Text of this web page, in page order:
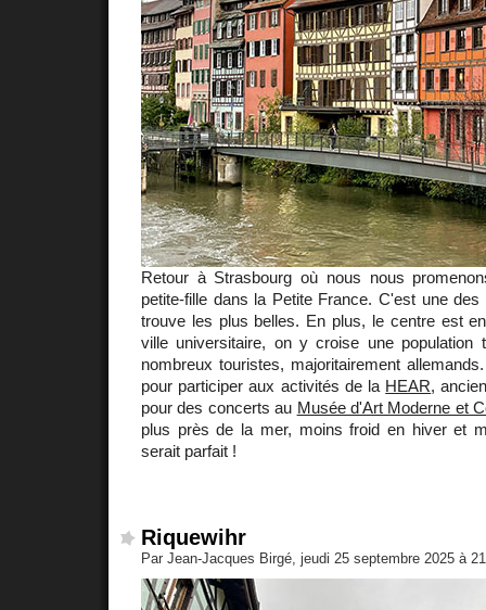
Retour à Strasbourg où nous nous
petite-fille dans la Petite France. C'est une
trouve les plus belles. En plus, le centre est
ville universitaire, on y croise une population
nombreux touristes, majoritairement
pour participer aux activités de la HEAR,
pour des concerts au Musée d'Art Moderne et
plus près de la mer, moins froid en hiver et
serait parfait !
Riquewihr
Par Jean-Jacques Birgé, jeudi 25 septembre 2025 à